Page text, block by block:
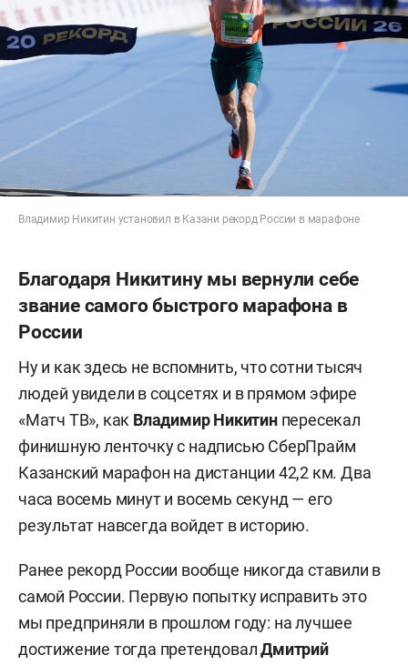
Владимир Никитин установил в Казани рекорд России в марафоне
Благодаря Никитину мы вернули себе
звание самого быстрого марафона в
России
Ну и как здесь не вспомнить, что сотни тысяч
людей увидели в соцсетях и в прямом эфире
«Матч ТВ», как Владимир Никитин пересекал
финишную ленточку с надписью СберПрайм
Казанский марафон на дистанции 42,2 км. Два
часа восемь минут и восемь секунд — его
результат навсегда войдет в историю.
Ранее рекорд России вообще никогда ставили в
самой России. Первую попытку исправить это
мы предприняли в прошлом году: на лучшее
достижение тогда претендовалДмитрий